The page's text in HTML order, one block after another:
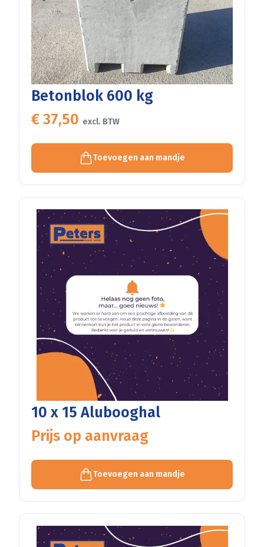
Betonblok 600 kg
€ 37,50 excl. BTW
Toevoegen aan mandje
10 x 15 Alubooghal
Prijs op aanvraag
Toevoegen aan mandje